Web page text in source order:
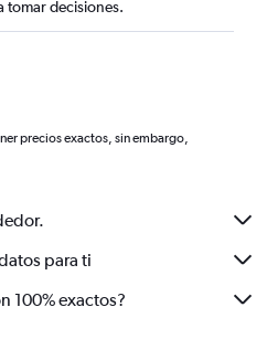
tomar decisiones.
precios exactos, sin embargo,
para ti
100% exactos?